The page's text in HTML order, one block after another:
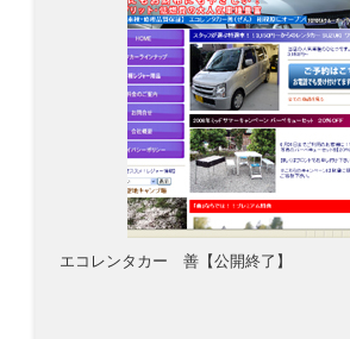
エコレンタカー 善【公開終了】